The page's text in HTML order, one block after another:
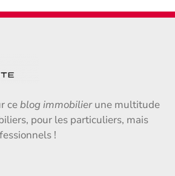
ceblog immobilierune multitude
pour les particuliers, mais
!